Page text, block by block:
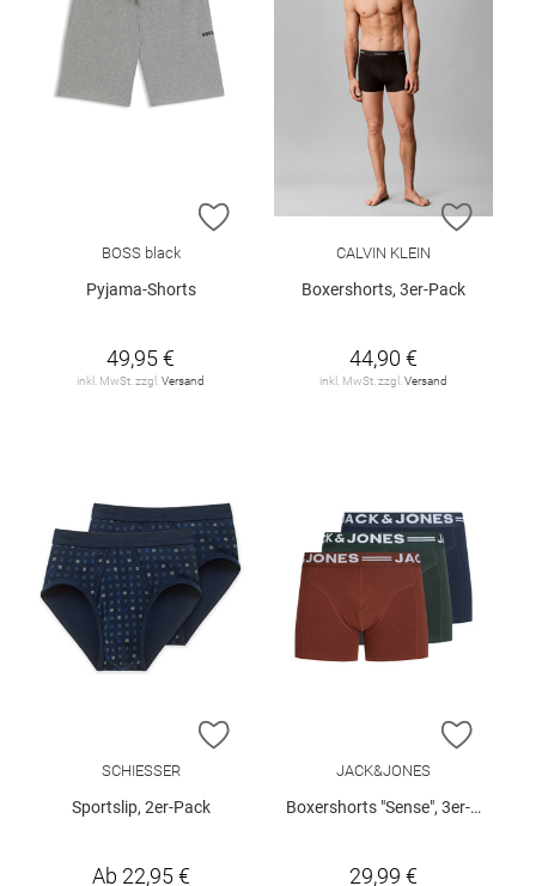
ZUR WUNSCHLISTE HINZUFÜGEN
BOSS black
Pyjama-Shorts
49,95 €
inkl. MwSt. zzgl. Versand
ZUR
CALVIN KLEIN
Boxershorts, 3er-Pack
44,90 €
inkl. MwSt. zzgl. Versand
ZUR WUNSCHLISTE HINZUFÜGEN
SCHIESSER
Sportslip, 2er-Pack
Ab 22,95 €
ZUR
JACK&JONES
Boxershorts "Sense", 3er-Pack
29,99 €